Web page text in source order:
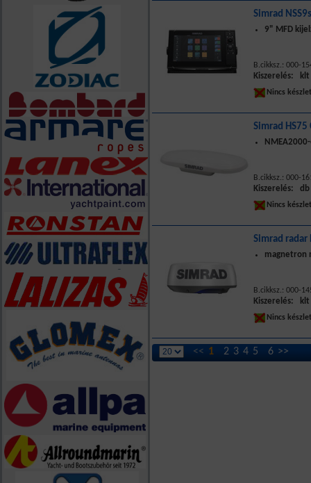
Simrad
9" MFD
B.cikksz.: 000-
Kiszerelés: klt
Nincs
Simrad HS75
B.cikksz.: 000-
Kiszerelés: db
Nincs
Simrad radar
magnetron
B.cikksz.: 000-
Kiszerelés: klt
Nincs
<< 1 2 3 4 5 6 >>